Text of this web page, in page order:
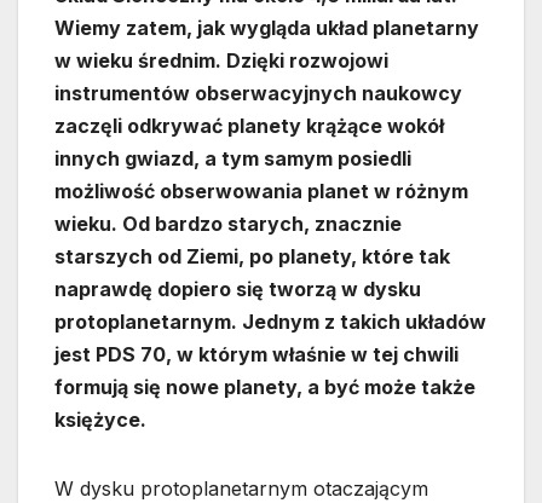
Wiemy zatem, jak wygląda układ planetarny
w wieku średnim. Dzięki rozwojowi
instrumentów obserwacyjnych naukowcy
zaczęli odkrywać planety krążące wokół
innych gwiazd, a tym samym posiedli
możliwość obserwowania planet w różnym
wieku. Od bardzo starych, znacznie
starszych od Ziemi, po planety, które tak
naprawdę dopiero się tworzą w dysku
protoplanetarnym. Jednym z takich układów
jest PDS 70, w którym właśnie w tej chwili
formują się nowe planety, a być może także
księżyce.
W dysku protoplanetarnym otaczającym